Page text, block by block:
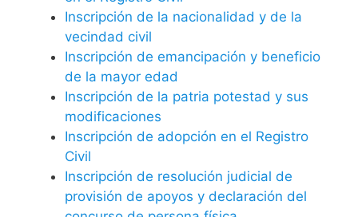
Inscripción de la nacionalidad y de la
vecindad civil
Inscripción de emancipación y beneficio
de la mayor edad
Inscripción de la patria potestad y sus
modificaciones
Inscripción de adopción en el Registro
Civil
Inscripción de resolución judicial de
provisión de apoyos y declaración del